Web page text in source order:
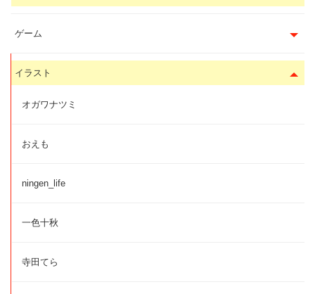
ゲーム
イラスト
オガワナツミ
おえも
ningen_life
一色十秋
寺田てら